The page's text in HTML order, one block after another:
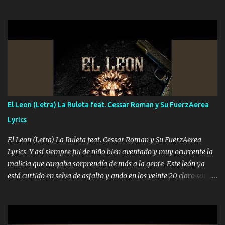
corriente no quieren verte subir de level trucha mis plebes Música
A veces me pongo un sombrero a veces me ven la cachucha de lado
con la mirada siempre en alto A veces me fajó una super o a veces
me fajó una Glock siempre armado todas las generaciones yo
traigo El chiste es que hago lo que quiero pues así soy me mandó
yo tengo el control a todos yo les paro el dedo soy hocicon un
malcriado un malandrón Que Les importa no saben nada falsas
las risas las que me miran hay gente corriente no quieren ve...
El Leon (Letra) La Ruleta feat. Cessar Roman y Su FuerzAerea
Lyrics
El Leon (Letra) La Ruleta feat. Cessar Roman y Su FuerzAerea
Lyrics Y así siempre fui de niño bien aventado y muy ocurrente la
malicia que cargaba sorprendía de más a la gente Este león ya
está curtido en selva de asfalto y ando en los veinte 20 claro son